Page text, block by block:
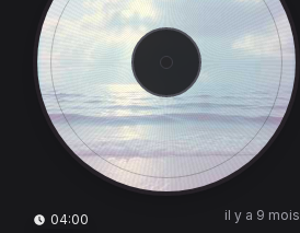
04:00 il y a 9 mois